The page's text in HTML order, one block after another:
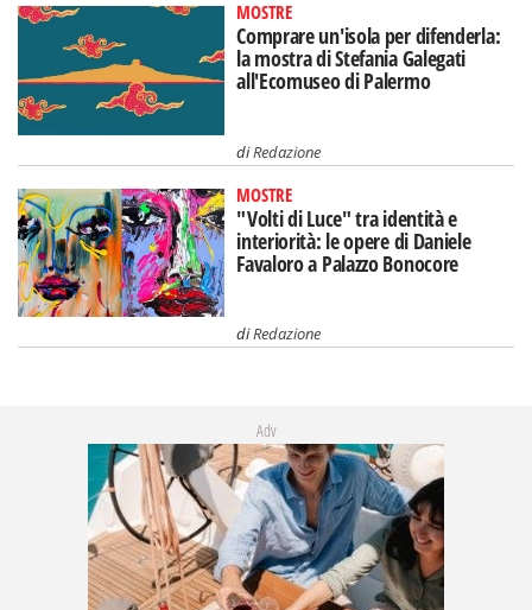
MOSTRE
Comprare un'isola per difenderla:
la mostra di Stefania Galegati
all'Ecomuseo di Palermo
diRedazione
MOSTRE
"Volti di Luce" tra identità e
interiorità: le opere di Daniele
Favaloro a Palazzo Bonocore
diRedazione
Adv